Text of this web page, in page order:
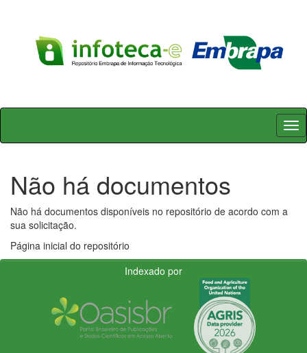
Skip
Não há documentos
Não há documentos disponíveis no repositório de acordo com a
sua solicitação.
Página inicial do repositório
Indexado por